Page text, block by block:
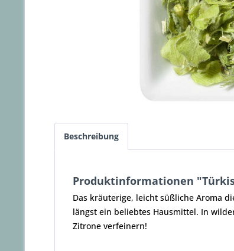
Beschreibung
Produktinformationen
Das kräuterige, leicht süßliche Aroma
längst ein beliebtes Hausmittel. In
Zitrone verfeinern!